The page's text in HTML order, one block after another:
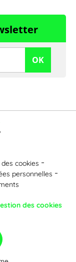
OK
cookies
personnelles
des cookies